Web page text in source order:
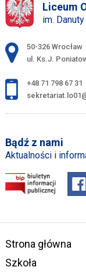
Liceum
im.
Adres pocztowy:
50-326 Wrocław
ul. Ks.J.
+48 71 798 67 31
Bądź z nami
Aktualności i
Strona główna
Szkoła